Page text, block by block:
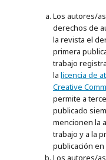
Los autores/
derechos de
la revista el
primera
trabajo
la licencia de
Creative
permite a
publicado
mencionen la
trabajo y a la
publicación
Los autores/